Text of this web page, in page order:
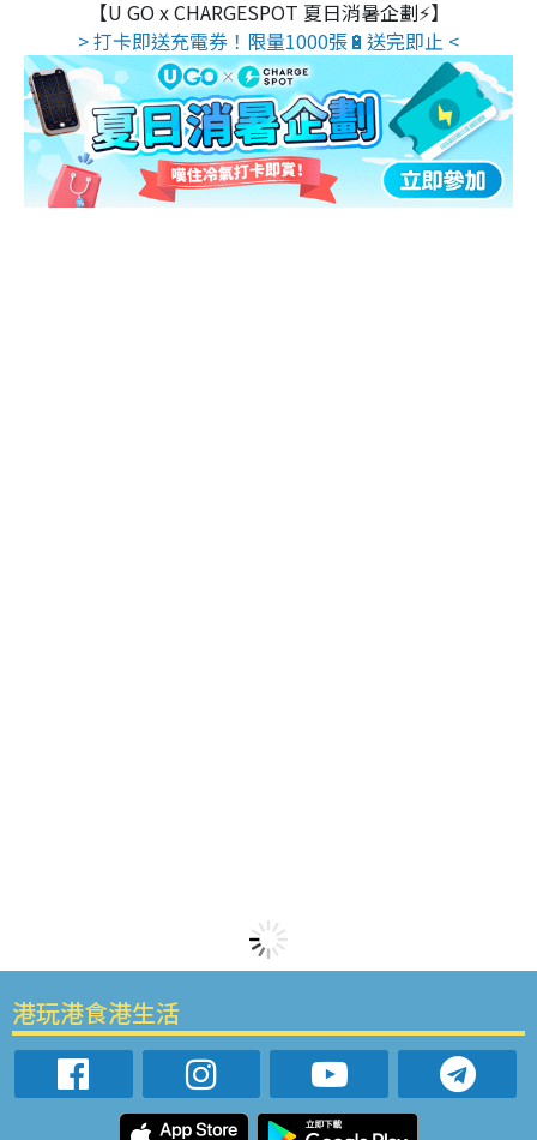
【U GO x CHARGESPOT 夏日消暑企劃⚡】
> 打卡即送充電券！限量1000張🔋送完即止 <
港玩港食港生活